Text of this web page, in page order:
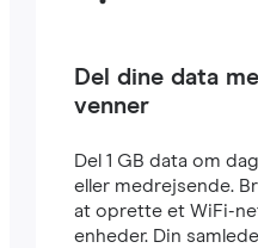
Del dine data
venner
Del 1 GB data om
eller medrejsende.
at oprette et WiFi-
enheder. Din